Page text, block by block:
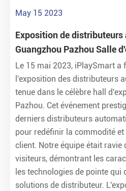
May 15 2023
Exposition de
Guangzhou Pazhou Salle
Le 15 mai 2023, iPlaySmart a
l'exposition des distributeurs
tenue dans le célèbre hall
Pazhou. Cet événement
derniers distributeurs
pour redéfinir la commodité
client. Notre équipe était ravie
visiteurs, démontrant les
les technologies de pointe qui
solutions de distributeur.